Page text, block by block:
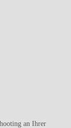
an Ihrer